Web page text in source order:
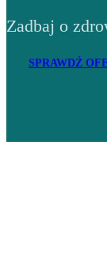
Zadbaj o
SPRAWDŹ